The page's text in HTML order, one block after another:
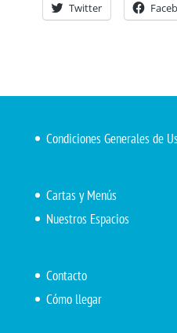
Twitter
Condiciones Generales de
Cartas y Menús
Nuestros Espacios
Contacto
Cómo llegar